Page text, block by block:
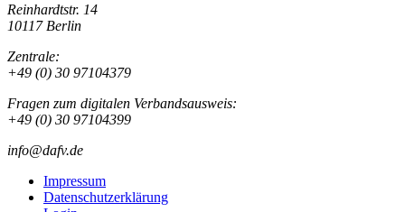
Reinhardtstr. 14
10117 Berlin
Zentrale:
+49 (0) 30 97104379
Fragen zum digitalen Verbandsausweis:
+49 (0) 30 97104399
info@dafv.de
Impressum
Datenschutzerklärung